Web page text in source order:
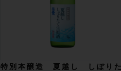
特別本醸造 夏越し しぼりた